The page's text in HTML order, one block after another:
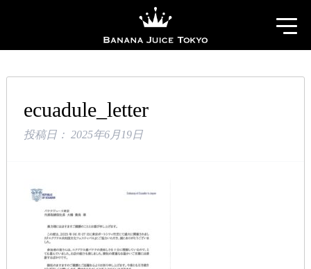
ecuadule_letter
投稿日： 2025年6月19日